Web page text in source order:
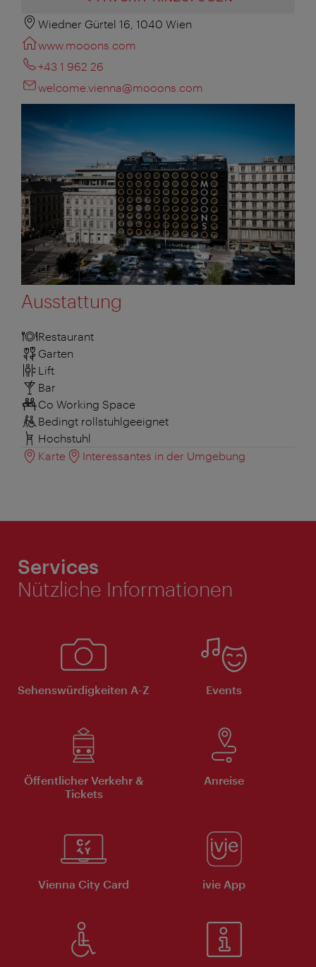
Wiedner Gürtel 16, 1040 Wien
www.mooons.com
+43 1 962 26
welcome.vienna@mooons.com
Ausstattung
Restaurant
Garten
Lift
Bar
Co Working Space
Bedingt rollstuhlgeeignet
Hochstuhl
Karte
Interessantes in der Umgebung
Services
Nützliche Informationen
Sehenswürdigkeiten A-Z Events
Öffentlicher Verkehr &
Tickets
Anreise
Vienna City Card ivie App